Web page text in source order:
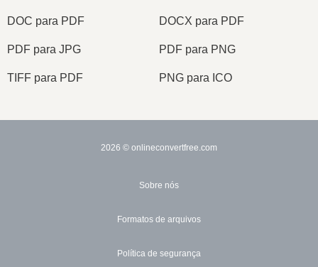
DOC para PDF DOCX para PDF
PDF para JPG PDF para PNG
TIFF para PDF PNG para ICO
2026 © onlineconvertfree.com
Sobre nós
Formatos de arquivos
Política de segurança